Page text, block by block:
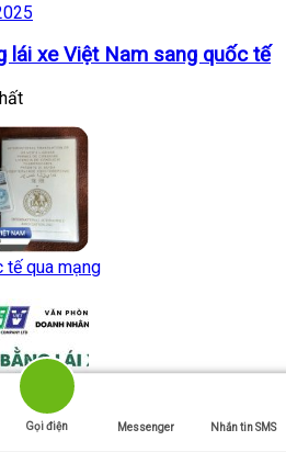
lái xe Việt Nam sang quốc tế
qua mạng
Gọi điện Messenger Nhắn tin SMS